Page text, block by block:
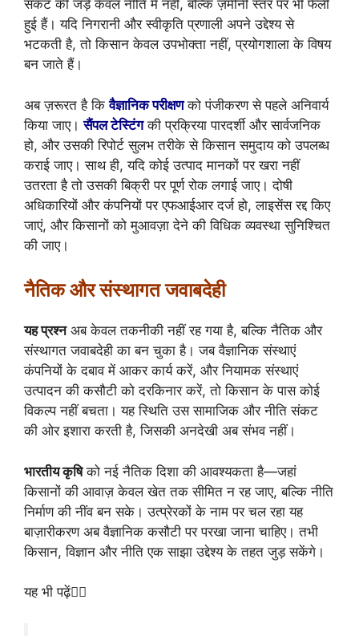
संकट की जड़ें केवल नीति में नहीं, बल्कि ज़मीनी स्तर पर भी फैली
हुई हैं। यदि निगरानी और स्वीकृति प्रणाली अपने उद्देश्य से
भटकती है, तो किसान केवल उपभोक्ता नहीं, प्रयोगशाला के विषय
बन जाते हैं।
अब ज़रूरत है कि वैज्ञानिक परीक्षणको पंजीकरण से पहले अनिवार्य
किया जाए।सैंपल टेस्टिंगकी प्रक्रिया पारदर्शी और सार्वजनिक
हो, और उसकी रिपोर्ट सुलभ तरीके से किसान समुदाय को उपलब्ध
कराई जाए। साथ ही, यदि कोई उत्पाद मानकों पर खरा नहीं
उतरता है तो उसकी बिक्री पर पूर्ण रोक लगाई जाए। दोषी
अधिकारियों और कंपनियों पर एफआईआर दर्ज हो, लाइसेंस रद्द किए
जाएं, और किसानों को मुआवज़ा देने की विधिक व्यवस्था सुनिश्चित
की जाए।
नैतिक और संस्थागत जवाबदेही
यह प्रश्नअब केवल तकनीकी नहीं रह गया है, बल्कि नैतिक और
संस्थागत जवाबदेही का बन चुका है। जब वैज्ञानिक संस्थाएं
कंपनियों के दबाव में आकर कार्य करें, और नियामक संस्थाएं
उत्पादन की कसौटी को दरकिनार करें, तो किसान के पास कोई
विकल्प नहीं बचता। यह स्थिति उस सामाजिक और नीति संकट
की ओर इशारा करती है, जिसकी अनदेखी अब संभव नहीं।
भारतीय कृषिको नई नैतिक दिशा की आवश्यकता है—जहां
किसानों की आवाज़ केवल खेत तक सीमित न रह जाए, बल्कि नीति
निर्माण की नींव बन सके। उत्प्रेरकों के नाम पर चल रहा यह
बाज़ारीकरण अब वैज्ञानिक कसौटी पर परखा जाना चाहिए। तभी
किसान, विज्ञान और नीति एक साझा उद्देश्य के तहत जुड़ सकेंगे।
यह भी पढ़ें👇🏼